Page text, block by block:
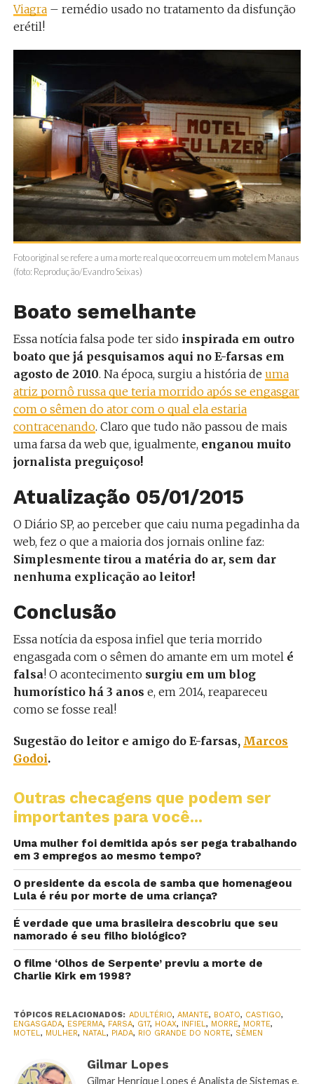
Viagra– remédio usado no tratamento da disfunção
erétil!
Foto original se refere a uma morte real que ocorreu em um motel em Manaus
(foto: Reprodução/Evandro Seixas)
Boato semelhante
Essa notícia falsa pode ter sido inspirada em outro
boato que já pesquisamos aqui no E-farsas em
agosto de 2010. Na época, surgiu a história de uma
atriz pornô russa que teria morrido após se engasgar
com o sêmen do ator com o qual ela estaria
contracenando. Claro que tudo não passou de mais
uma farsa da web que, igualmente, enganou muito
jornalista preguiçoso!
Atualização 05/01/2015
O Diário SP, ao perceber que caiu numa pegadinha da
web, fez o que a maioria dos jornais online faz:
Simplesmente tirou a matéria do ar, sem dar
nenhuma explicação ao leitor!
Conclusão
Essa notícia da esposa infiel que teria morrido
engasgada com o sêmen do amante em um motel é
falsa! O acontecimento surgiu em um blog
humorístico há 3 anos e, em 2014, reapareceu
como se fosse real!
Sugestão do leitor e amigo do E-farsas, Marcos
Godoi.
Outras checagens que podem ser
importantes para você...
Uma mulher foi demitida após ser pega trabalhando
em 3 empregos ao mesmo tempo?
O presidente da escola de samba que homenageou
Lula é réu por morte de uma criança?
É verdade que uma brasileira descobriu que seu
namorado é seu filho biológico?
O filme ‘Olhos de Serpente’ previu a morte de
Charlie Kirk em 1998?
TÓPICOS RELACIONADOS: ADULTÉRIO, AMANTE, BOATO, CASTIGO,
ENGASGADA, ESPERMA, FARSA, G17, HOAX, INFIEL, MORRE, MORTE,
MOTEL, MULHER, NATAL, PIADA, RIO GRANDE DO NORTE, SÊMEN
Gilmar Lopes
Gilmar Henrique Lopes é Analista de Sistemas e,